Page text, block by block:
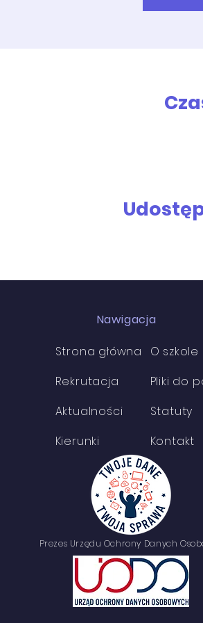
Nawigacja
Strona główna
Rekrutacja
Aktualności
Kierunki
O szkole
Pliki do
Statuty
Kontakt
Prezes Urzędu Ochrony Danych